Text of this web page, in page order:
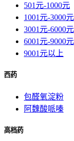
501元-1000元
1001元-3000元
3001元-6000元
6001元-9000元
9001元以上
西药
包醛氧淀粉
阿魏酸哌嗪
高档药